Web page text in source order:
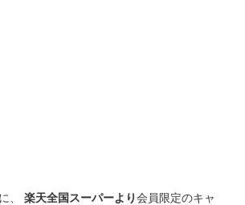
、 楽天全国スーパーより会員限定のキャ